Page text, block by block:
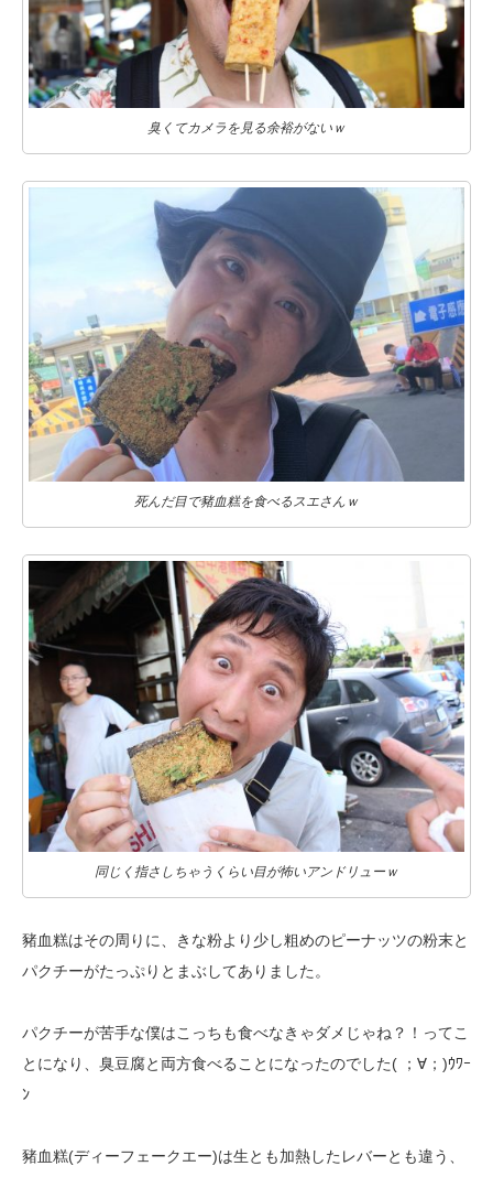
臭くてカメラを見る余裕がないｗ
死んだ目で豬血糕を食べるスエさんｗ
同じく指さしちゃうくらい目が怖いアンドリューｗ
豬血糕はその周りに、きな粉より少し粗めのピーナッツの粉末と
パクチーがたっぷりとまぶしてありました。
パクチーが苦手な僕はこっちも食べなきゃダメじゃね？！ってこ
とになり、 臭豆腐と両方食べることになったのでした( ；∀；)ｳﾜｰ
ﾝ
豬血糕(ディーフェークエー)は生とも加熱したレバーとも違う、